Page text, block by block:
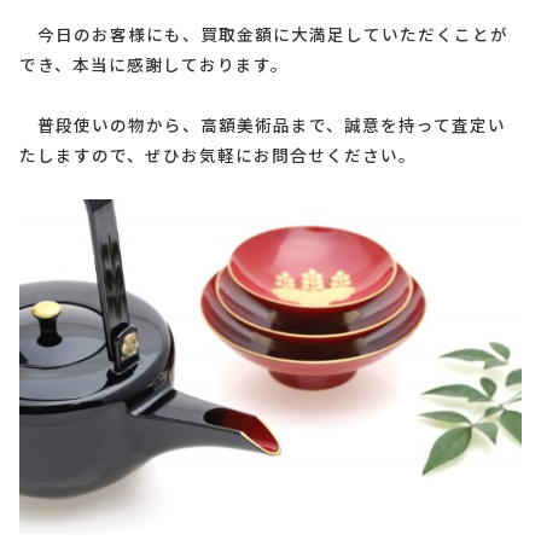
今日のお客様にも、買取金額に大満足していただくことが
でき、本当に感謝しております。
普段使いの物から、高額美術品まで、誠意を持って査定い
たしますので、ぜひお気軽にお問合せください。